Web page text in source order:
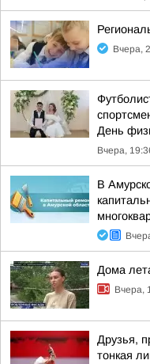
Вчера,
День
Вчера,
В
Дома
Вчера,
Друзья,
тонкая